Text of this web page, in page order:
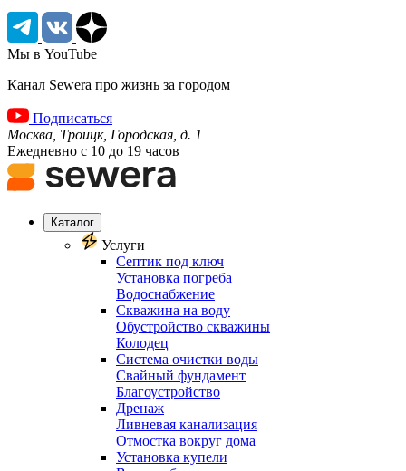
Мы в YouTube
Канал Sewera про жизнь за городом
Подписаться
Москва, Троицк, Городская, д. 1
Ежедневно с 10 до 19 часов
Каталог
Услуги
Септик под ключ
Установка погреба
Водоснабжение
Скважина на воду
Обустройство скважины
Колодец
Система очистки воды
Свайный фундамент
Благоустройство
Дренаж
Ливневая канализация
Отмостка вокруг дома
Установка купели